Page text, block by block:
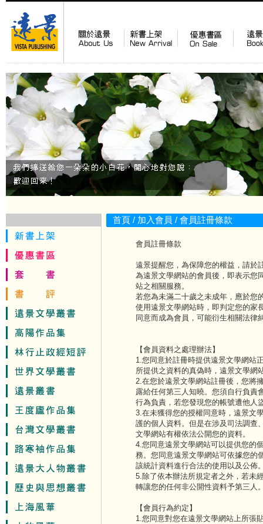
首頁 / 加入會員 / 會員註冊條款
會員註冊條款
遠景提醒您，為保障您的權益，請於
為遠景文學網站的會員後，即表示您
站之相關服務。
若您為未滿二十歲之未成年，應於您
使用遠景文學網站時，即判定您的家
同意而成為會員，可能衍生相關法律
【會員資料之處理辦法】
1.您同意於註冊時提供遠景文學網站
所提供之資料的真偽時，遠景文學網
2.在您於遠景文學網站註冊後，您將
露給任何第三人知曉。您須自行負責
行為負責，若您發現您的帳號遭他人
3.在未獲得您的授權同意時，遠景文
護的個人資料。但是在涉及司法調查
文學網站有權依法公開您的資料。
4.您同意遠景文學網站可以提供您的
務。您同意遠景文學網站可依據您的
該統計資料進行合法的使用以及公佈
5.除了依本辦法所規定者之外，若未
轉讓您的任何非公開性資料予第三人
【會員行為約定】
1.您同意對您在遠景文學網站上所張